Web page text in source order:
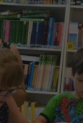
obsługuje
optymalizacji
przechowywania
do usług
czy użytkownik
lub reklamy.
o zgodzie
dotyczących
z witryny.
prywatności
przestrzeganie